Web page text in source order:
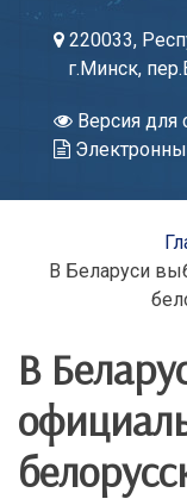
220033,
г.Минск,
Версия для
В Беларуси
В